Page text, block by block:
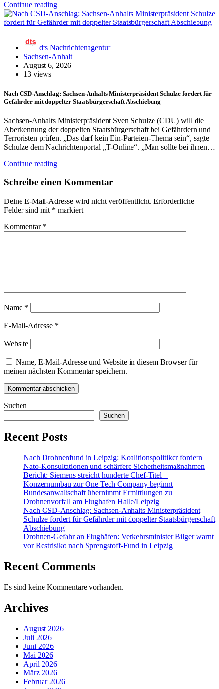
Continue reading
dts Nachrichtenagentur
Sachsen-Anhalt
August 6, 2026
13 views
Nach CSD-Anschlag: Sachsen-Anhalts Ministerpräsident Schulze fordert für
Gefährder mit doppelter Staatsbürgerschaft Abschiebung
Sachsen-Anhalts Ministerpräsident Sven Schulze (CDU) will die
Aberkennung der doppelten Staatsbürgerschaft bei Gefährdern und
Terroristen prüfen. „Das darf kein Ein-Parteien-Thema sein“, sagte
Schulze dem Nachrichtenportal „T-Online“. „Man sollte bei ihnen…
Continue reading
Schreibe einen Kommentar
Deine E-Mail-Adresse wird nicht veröffentlicht. Erforderliche
Felder sind mit * markiert
Kommentar *
Name *
E-Mail-Adresse *
Website
Name, E-Mail-Adresse und Website in diesem Browser für
meinen nächsten Kommentar speichern.
Suchen
Suchen
Recent Posts
Nach Drohnenfund in Leipzig: Koalitionspolitiker fordern
Nato-Konsultationen und schärfere Sicherheitsmaßnahmen
Bericht: Siemens streicht hunderte Chef-Titel –
Konzernumbau zur One Tech Company beginnt
Bundesanwaltschaft übernimmt Ermittlungen zu
Drohnenvorfall am Flughafen Halle/Leipzig
Nach CSD-Anschlag: Sachsen-Anhalts Ministerpräsident
Schulze fordert für Gefährder mit doppelter Staatsbürgerschaft
Abschiebung
Drohnen-Gefahr an Flughäfen: Verkehrsminister Bilger warnt
vor Restrisiko nach Sprengstoff-Fund in Leipzig
Recent Comments
Es sind keine Kommentare vorhanden.
Archives
August 2026
Juli 2026
Juni 2026
Mai 2026
April 2026
März 2026
Februar 2026